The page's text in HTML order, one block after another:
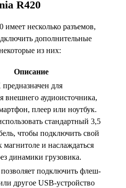
R420
несколько разъемов,
дополнительные
из них:
Описание
для
внешнего аудиоисточника,
плеер или ноутбук.
стандартный 3,5
чтобы подключить свой
магнитоле и наслаждаться
динамики грузовика.
подключить флеш-
другое USB-устройство